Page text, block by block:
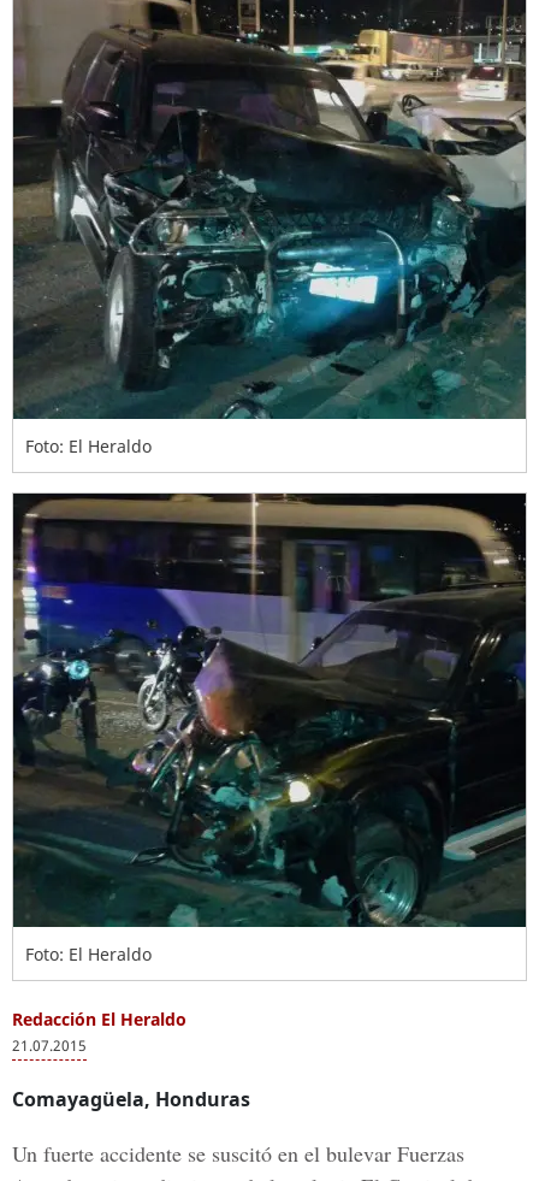
Foto: El Heraldo
Foto: El Heraldo
Redacción El Heraldo
21.07.2015
Comayagüela, Honduras
Un fuerte accidente se suscitó en el bulevar Fuerzas